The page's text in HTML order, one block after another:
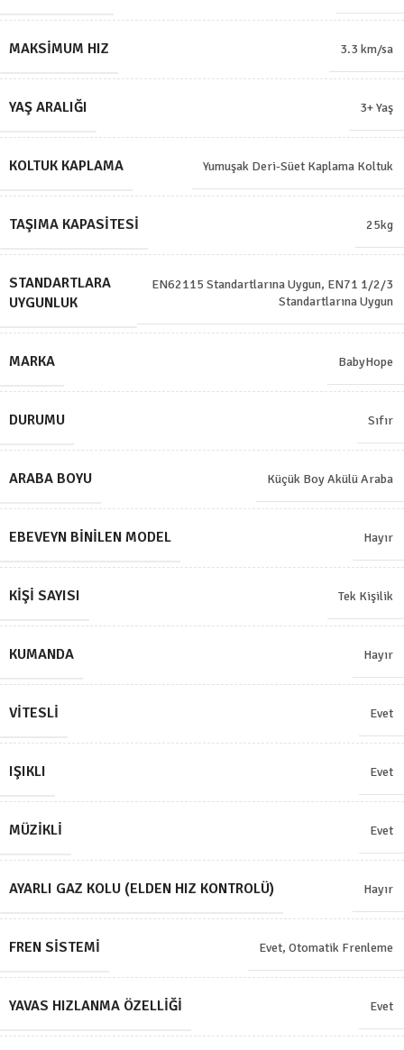
MAKSIMUM HIZ 3.3 km/sa
YAŞ ARALIĞI 3+ Yaş
KOLTUK KAPLAMA Yumuşak Deri-Süet Kaplama Koltuk
TAŞIMA KAPASITESI 25kg
STANDARTLARA
UYGUNLUK
EN62115 Standartlarına Uygun, EN71 1/2/3
Standartlarına Uygun
MARKA BabyHope
DURUMU Sıfır
ARABA BOYU Küçük Boy Akülü Araba
EBEVEYN BINILEN MODEL Hayır
KIŞI SAYISI Tek Kişilik
KUMANDA Hayır
VITESLI Evet
IŞIKLI Evet
MÜZIKLI Evet
AYARLI GAZ KOLU (ELDEN HIZ KONTROLÜ) Hayır
FREN SISTEMI Evet, Otomatik Frenleme
YAVAS HIZLANMA ÖZELLIĞI Evet